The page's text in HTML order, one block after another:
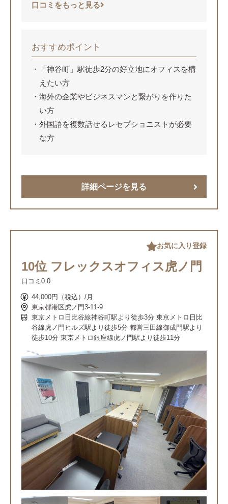
口コミをもっと見る
おすすめポイント
「神谷町」駅徒歩2分の好立地にオフィスを構
えたい方
海外の企業やビジネスマンと繋がりを作りた
い方
外国語を複数話せるレセプショニストが必要
な方
詳細ページを見る
10位 フレックスオフィス虎ノ門
口コミ 0.0
44,000円（税込）/月
東京都港区虎ノ門3-11-9
東京メトロ日比谷線神谷町駅より徒歩3分 東京メトロ日比
谷線虎ノ門ヒルズ駅より徒歩5分 都営三田線御成門駅より
徒歩10分 東京メトロ銀座線虎ノ門駅より徒歩11分
お気に入り登録